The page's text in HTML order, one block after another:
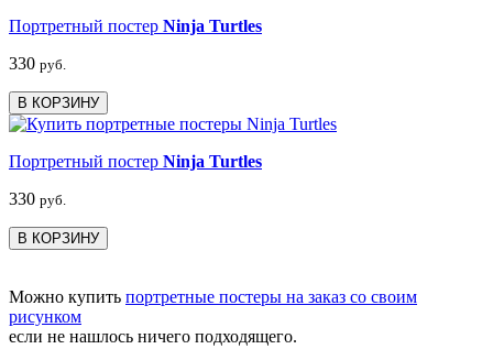
Портретный постер Ninja Turtles
330 руб.
В КОРЗИНУ
Портретный постер Ninja Turtles
330 руб.
В КОРЗИНУ
Можно купить портретные постеры на заказ со своим
рисунком
если не нашлось ничего подходящего.